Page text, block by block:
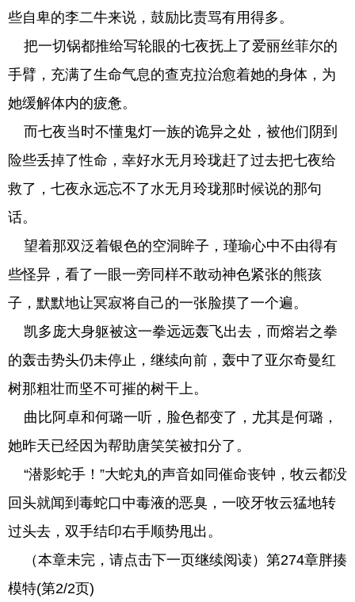
些自卑的李二牛来说，鼓励比责骂有用得多。
把一切锅都推给写轮眼的七夜抚上了爱丽丝菲尔的
手臂，充满了生命气息的查克拉治愈着她的身体，为
她缓解体内的疲惫。
而七夜当时不懂鬼灯一族的诡异之处，被他们阴到
险些丢掉了性命，幸好水无月玲珑赶了过去把七夜给
救了，七夜永远忘不了水无月玲珑那时候说的那句
话。
望着那双泛着银色的空洞眸子，瑾瑜心中不由得有
些怪异，看了一眼一旁同样不敢动神色紧张的熊孩
子，默默地让冥寂将自己的一张脸摸了一个遍。
凯多庞大身躯被这一拳远远轰飞出去，而熔岩之拳
的轰击势头仍未停止，继续向前，轰中了亚尔奇曼红
树那粗壮而坚不可摧的树干上。
曲比阿卓和何璐一听，脸色都变了，尤其是何璐，
她昨天已经因为帮助唐笑笑被扣分了。
“潜影蛇手！”大蛇丸的声音如同催命丧钟，牧云都没
回头就闻到毒蛇口中毒液的恶臭，一咬牙牧云猛地转
过头去，双手结印右手顺势甩出。
（本章未完，请点击下一页继续阅读）第274章胖揍
模特(第2/2页)